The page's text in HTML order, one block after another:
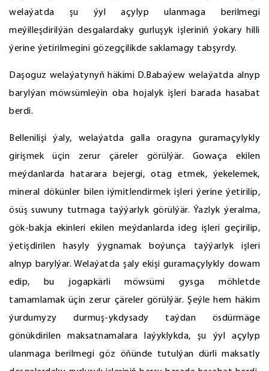
welaýatda şu ýyl açylyp ulanmaga berilmegi
meýilleşdirilýän desgalardaky gurluşyk işleriniň ýokary hilli
ýerine ýetirilmegini gözegçilikde saklamagy tabşyrdy.
Daşoguz welaýatynyň häkimi D.Babaýew welaýatda alnyp
barylýan möwsümleýin oba hojalyk işleri barada hasabat
berdi.
Bellenilişi ýaly, welaýatda galla oragyna guramaçylykly
girişmek üçin zerur çäreler görülýär. Gowaça ekilen
meýdanlarda hatarara bejergi, otag etmek, ýekelemek,
mineral dökünler bilen iýmitlendirmek işleri ýerine ýetirilip,
ösüş suwuny tutmaga taýýarlyk görülýär. Ýazlyk ýeralma,
gök-bakja ekinleri ekilen meýdanlarda ideg işleri geçirilip,
ýetişdirilen hasyly ýygnamak boýunça taýýarlyk işleri
alnyp barylýar. Welaýatda şaly ekişi guramaçylykly dowam
edip, bu jogapkärli möwsümi gysga möhletde
tamamlamak üçin zerur çäreler görülýär. Şeýle hem häkim
ýurdumyzy durmuş-ykdysady taýdan ösdürmäge
gönükdirilen maksatnamalara laýyklykda, şu ýyl açylyp
ulanmaga berilmegi göz öňünde tutulýan dürli maksatly